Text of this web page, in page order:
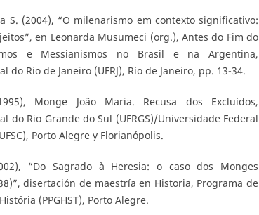
S. (2004), “O milenarismo em contexto significativo:
en Leonarda Musumeci (org.), Antes do Fim do
e Messianismos no Brasil e na Argentina,
do Rio de Janeiro (UFRJ), Río de Janeiro, pp. 13-34.
Monge João Maria. Recusa dos Excluídos,
do Rio Grande do Sul (UFRGS)/Universidade Federal
Porto Alegre y Florianópolis.
“Do Sagrado à Heresia: o caso dos Monges
disertación de maestría en Historia, Programa de
(PPGHST), Porto Alegre.